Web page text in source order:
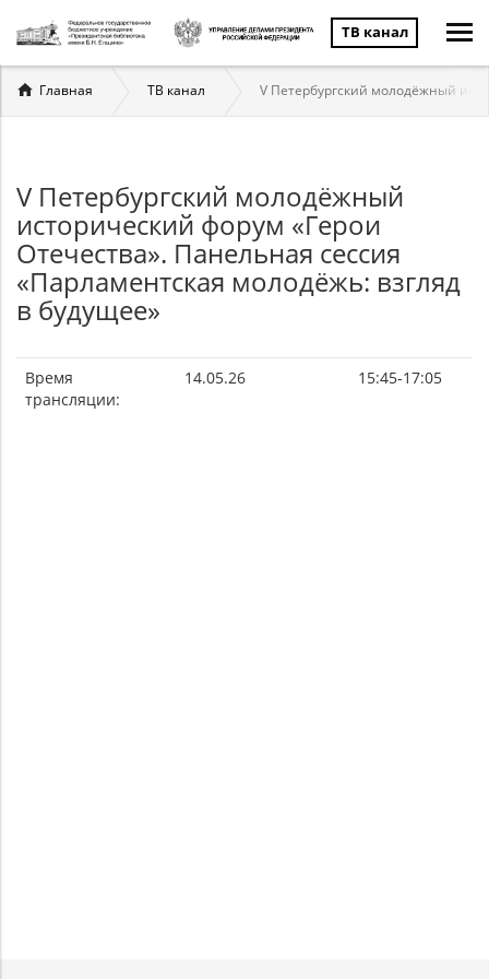
ТВ канал
Вы
здесь
Главная ТВ канал V Петербургский молодёжный
V Петербургский молодёжный
исторический форум «Герои
Отечества». Панельная сессия
«Парламентская молодёжь: взгляд
в будущее»
Время
трансляции:
14.05.26 15:45-17:05